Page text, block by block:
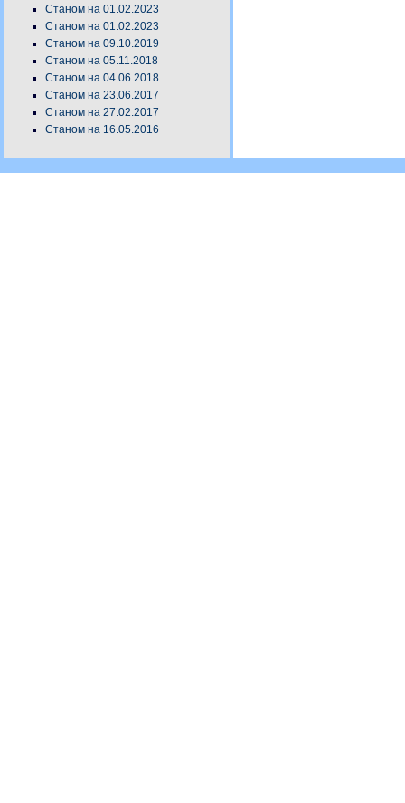
Станом на 01.02.2023
Станом на 01.02.2023
Станом на 09.10.2019
Станом на 05.11.2018
Станом на 04.06.2018
Станом на 23.06.2017
Станом на 27.02.2017
Станом на 16.05.2016